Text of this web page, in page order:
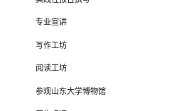
专业宣讲
写作工坊
阅读工坊
参观山东大学博物馆